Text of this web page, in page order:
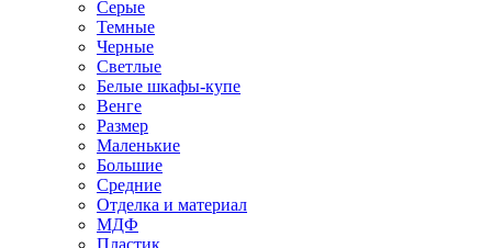
Серые
Темные
Черные
Светлые
Белые шкафы-купе
Венге
Размер
Маленькие
Большие
Средние
Отделка и материал
МДФ
Пластик